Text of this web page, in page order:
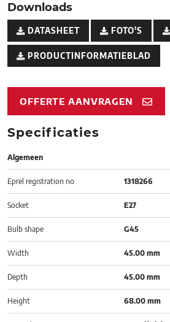
Downloads
DATASHEET FOTO'S
PRODUCTINFORMATIEBLAD
OFFERTE AANVRAGEN
Specificaties
Algemeen
Eprel registration no 1318266
Socket E27
Bulb shape G45
Width 45.00 mm
Depth 45.00 mm
Height 68.00 mm